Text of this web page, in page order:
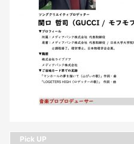
Pick UP